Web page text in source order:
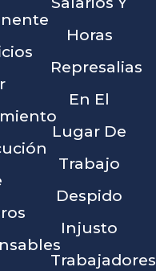
Horas
Represalias
En El
Lugar De
Trabajo
Despido
Injusto
Trabajadores